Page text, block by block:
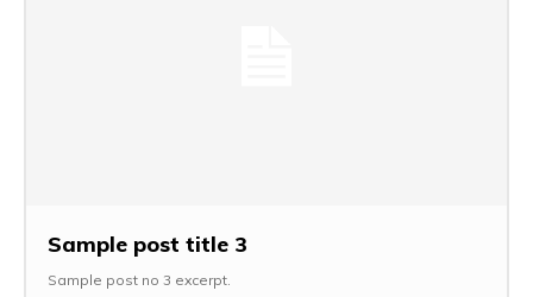
Sample post title 3
Sample post no 3 excerpt.